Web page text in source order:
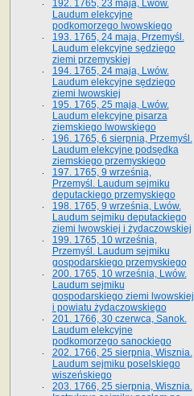
192. 1765, 23 maja, Lwów.
Laudum elekcyjne
podkomorzego lwowskiego
193. 1765, 24 maja, Przemyśl.
Laudum elekcyjne sędziego
ziemi przemyskiej
194. 1765, 24 maja, Lwów.
Laudum elekcyjne sędziego
ziemi lwowskiej
195. 1765, 25 maja, Lwów.
Laudum elekcyjne pisarza
ziemskiego lwowskiego
196. 1765, 6 sierpnia, Przemyśl.
Laudum elekcyjne podsędka
ziemskiego przemyskiego
197. 1765, 9 września,
Przemyśl. Laudum sejmiku
deputackiego przemyskiego
198. 1765, 9 września, Lwów.
Laudum sejmiku deputackiego
ziemi lwowskiej i żydaczowskiej
199. 1765, 10 września,
Przemyśl. Laudum sejmiku
gospodarskiego przemyskiego
200. 1765, 10 września, Lwów.
Laudum sejmiku
gospodarskiego ziemi lwowskiej
i powiatu żydaczowskiego
201. 1766, 30 czerwca, Sanok.
Laudum elekcyjne
podkomorzego sanockiego
202. 1766, 25 sierpnia, Wisznia.
Laudum sejmiku poselskiego
wiszeńskiego
203. 1766, 25 sierpnia, Wisznia.